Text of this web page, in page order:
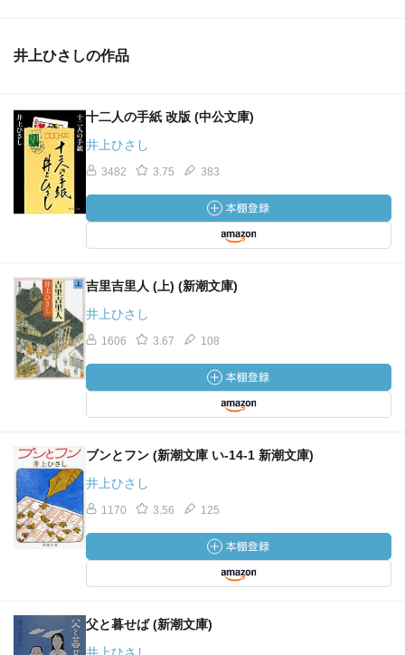
井上ひさしの作品
十二人の手紙 改版 (中公文庫)
井上ひさし
3482 3.75 383
吉里吉里人 (上) (新潮文庫)
井上ひさし
1606 3.67 108
ブンとフン (新潮文庫 い-14-1 新潮文庫)
井上ひさし
1170 3.56 125
父と暮せば (新潮文庫)